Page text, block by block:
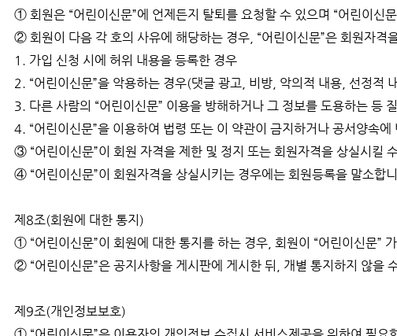
① 회원은 “어린이신문”에 언제든지 탈퇴를 요청할 수 있으며 “어린이신
② 회원이 다음 각 호의 사유에 해당하는 경우, “어린이신문”은 회원자격
1. 가입 신청 시에 허위 내용을 등록한 경우
2. “어린이신문”을 악용하는 경우(댓글 광고, 비방, 악의적 내용, 선정적
3. 다른 사람의 “어린이신문” 이용을 방해하거나 그 정보를 도용하는 등
4. “어린이신문”을 이용하여 법령 또는 이 약관이 금지하거나 공서양속
③ “어린이신문”이 회원 자격을 제한 및 정지 또는 회원자격을 상실시킬
④ “어린이신문”이 회원자격을 상실시키는 경우에는 회원등록을 말소합
제8조(회원에 대한 통지)
① “어린이신문”이 회원에 대한 통지를 하는 경우, 회원이 “어린이신문”
② “어린이신문”은 공지사항을 게시판에 게시한 뒤, 개별 통지하지 않을
제9조(개인정보보호)